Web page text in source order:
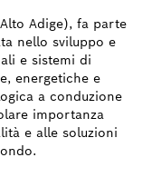
Adige), fa parte
nello sviluppo e
e sistemi di
energetiche e
a conduzione
importanza
e alle soluzioni